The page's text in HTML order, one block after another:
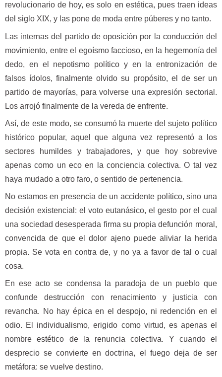
revolucionario de hoy, es solo en estética, pues traen ideas
del siglo XIX, y las pone de moda entre púberes y no tanto.
Las internas del partido de oposición por la conducción del
movimiento, entre el egoísmo faccioso, en la hegemonía del
dedo, en el nepotismo político y en la entronización de
falsos ídolos, finalmente olvido su propósito, el de ser un
partido de mayorías, para volverse una expresión sectorial.
Los arrojó finalmente de la vereda de enfrente.
Así, de este modo, se consumó la muerte del sujeto político
histórico popular, aquel que alguna vez representó a los
sectores humildes y trabajadores, y que hoy sobrevive
apenas como un eco en la conciencia colectiva. O tal vez
haya mudado a otro faro, o sentido de pertenencia.
No estamos en presencia de un accidente político, sino una
decisión existencial: el voto eutanásico, el gesto por el cual
una sociedad desesperada firma su propia defunción moral,
convencida de que el dolor ajeno puede aliviar la herida
propia. Se vota en contra de, y no ya a favor de tal o cual
cosa.
En ese acto se condensa la paradoja de un pueblo que
confunde destrucción con renacimiento y justicia con
revancha. No hay épica en el despojo, ni redención en el
odio. El individualismo, erigido como virtud, es apenas el
nombre estético de la renuncia colectiva. Y cuando el
desprecio se convierte en doctrina, el fuego deja de ser
metáfora: se vuelve destino.